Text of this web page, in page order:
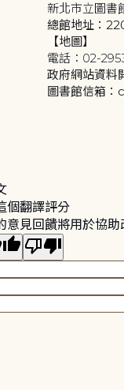
新北市立圖書
總館地址：
【地圖】
電話：02-
政府網站資料
圖書館信箱
個翻譯評分
意見回饋將用於協